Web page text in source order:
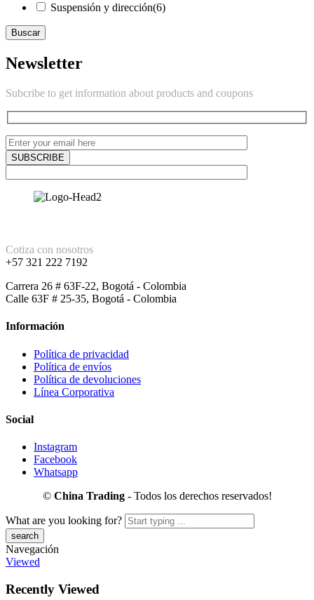
Suspensión y dirección(6)
Buscar
Newsletter
Subcribe to get information about products and coupons
Cotiza con nosotros
+57 321 222 7192
Carrera 26 # 63F-22, Bogotá - Colombia
Calle 63F # 25-35, Bogotá - Colombia
Información
Política de privacidad
Política de envíos
Política de devoluciones
Línea Corporativa
Social
Instagram
Facebook
Whatsapp
© China Trading - Todos los derechos reservados!
What are you looking for?
Navegación
Viewed
Recently Viewed